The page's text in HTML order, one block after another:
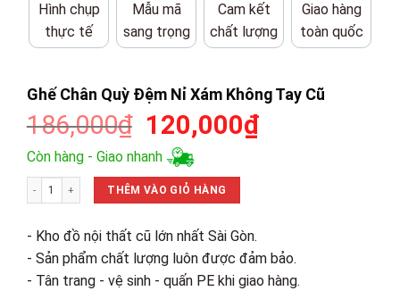
Hình chụp
thực tế
Mẫu mã
sang trọng
Cam kết
chất lượng
Giao hàng
toàn quốc
Ghế Chân Quỳ Đệm Nỉ Xám Không Tay Cũ
186,000₫ Giá
gốc
là:
186,000₫.
120,000₫Giá
Còn hàng - Giao nhanh
Ghế Chân Quỳ Đệm Nỉ Xám Không Tay Cũ số lượng
THÊM VÀO GIỎ HÀNG
- Kho đồ nội thất cũ lớn nhất Sài Gòn.
- Sản phẩm chất lượng luôn được đảm bảo.
- Tân trang - vệ sinh - quấn PE khi giao hàng.